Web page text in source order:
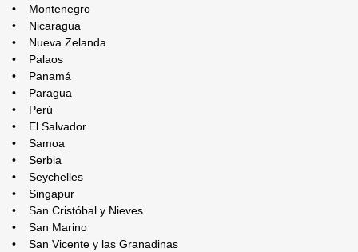
• Montenegro
• Nicaragua
• Nueva Zelanda
• Palaos
• Panamá
• Paragua
• Perú
• El Salvador
• Samoa
• Serbia
• Seychelles
• Singapur
• San Cristóbal y Nieves
• San Marino
• San Vicente y las Granadinas